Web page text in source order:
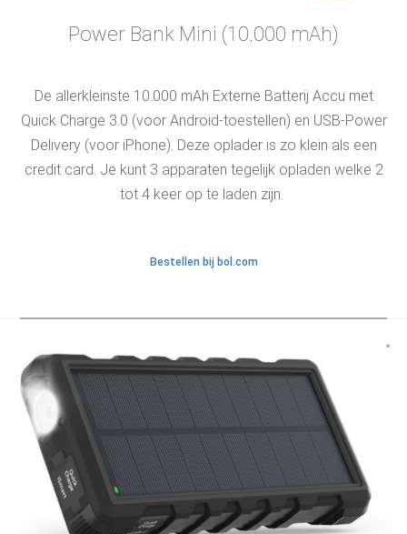
Power Bank Mini (10.000 mAh)
De allerkleinste 10.000 mAh Externe Batterij Accu met
Quick Charge 3.0 (voor Android-toestellen) en USB-Power
Delivery (voor iPhone). Deze oplader is zo klein als een
credit card. Je kunt 3 apparaten tegelijk opladen welke 2
tot 4 keer op te laden zijn.
Bestellen bij bol.com